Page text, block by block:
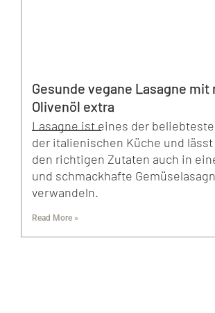
Gesunde vegane Lasagne mit
Olivenöl extra
Lasagne ist eines der
der italienischen Küche und
den richtigen Zutaten auch in
und schmackhafte
verwandeln.
Read More »